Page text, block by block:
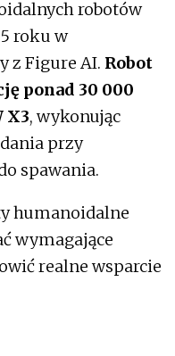
robotów
roku w
z Figure AI. Robot
ponad 30 000
X3, wykonując
przy
spawania.
humanoidalne
wymagające
realne wsparcie